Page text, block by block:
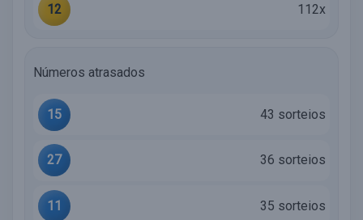
12 112x
Números atrasados
15 43 sorteios
27 36 sorteios
11 35 sorteios